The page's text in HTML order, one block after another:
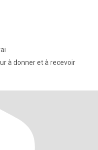
à donner et à recevoir